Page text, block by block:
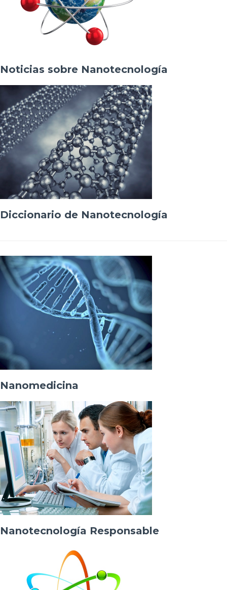
Noticias sobre Nanotecnología
Diccionario de Nanotecnología
Nanomedicina
Nanotecnología Responsable